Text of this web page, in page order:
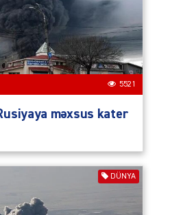
5521
məxsus kater
DÜNYA